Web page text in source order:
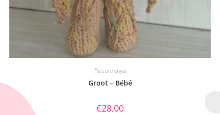
Personnages
Groot – Bébé
€28.00